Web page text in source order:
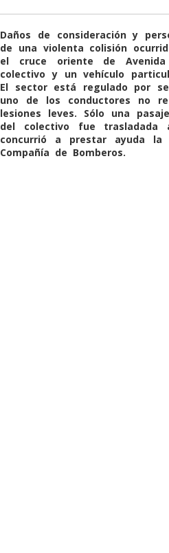
Daños de consideración y
de una violenta colisión
el cruce oriente de
colectivo y un vehículo
El sector está regulado por
uno de los conductores no
lesiones leves. Sólo una
del colectivo fue trasladada
concurrió a prestar ayuda
Compañía de Bomberos.